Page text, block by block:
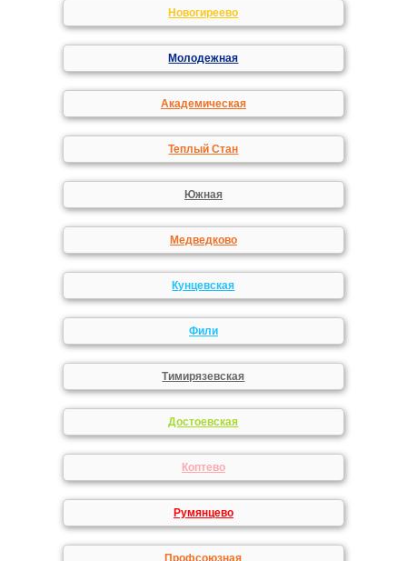
Новогиреево
Молодежная
Академическая
Теплый Стан
Южная
Медведково
Кунцевская
Фили
Тимирязевская
Достоевская
Коптево
Румянцево
Профсоюзная